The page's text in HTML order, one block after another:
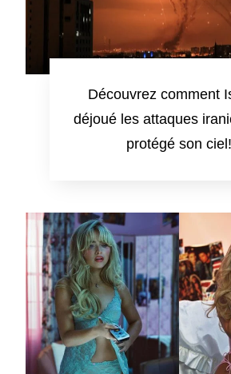
Découvrez comment
déjoué les attaques
protégé son ciel!